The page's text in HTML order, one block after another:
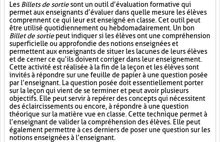
Les Billets de sortiesont un outil d’évaluation formative qui
permet aux enseignants d’évaluer dans quelle mesure les élèves
comprennent ce qui leur est enseigné en classe. Cet outil peut
être utilisé quotidiennement ou hebdomadairement. Un bon
Billet de sortiepeut indiquer si les élèves ont une compréhension
superficielle ou approfondie des notions enseignées et
permettent aux enseignants de situer les lacunes de leurs élèves
et de cerner ce qu’ils doivent corriger dans leur enseignement.
Cette activité est réalisée à la fin de la leçon et les élèves sont
invités à répondre sur une feuille de papier à une question posée
par l’enseignant. La question posée doit essentiellement porter
sur la leçon qui vient de se terminer et peut avoir plusieurs
objectifs. Elle peut servir à repérer des concepts qui nécessitent
des éclaircissements ou encore, à répondre à une question
théorique sur la matière vue en classe. Cette technique permet à
l’enseignant de valider la compréhension des élèves. Elle peut
également permettre à ces derniers de poser une question sur les
notions enseignées à l’enseignant.